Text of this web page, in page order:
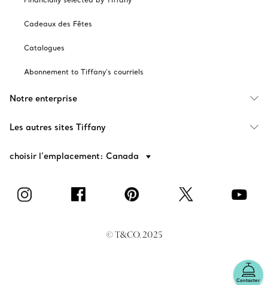
Contacter
Cadeaux des Fêtes
Catalogues
Abonnement to Tiffany's courriels
Notre enterprise
Les autres sites Tiffany
choisir l’emplacement: Canada
© T&CO. 2025